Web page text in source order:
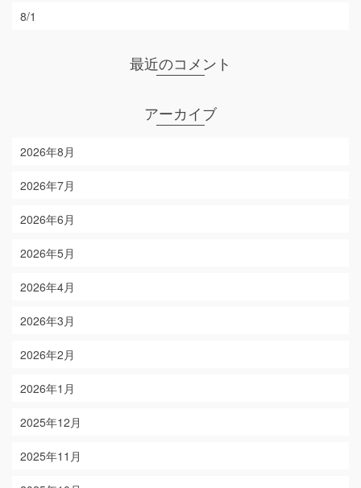
8/1
最近のコメント
アーカイブ
2026年8月
2026年7月
2026年6月
2026年5月
2026年4月
2026年3月
2026年2月
2026年1月
2025年12月
2025年11月